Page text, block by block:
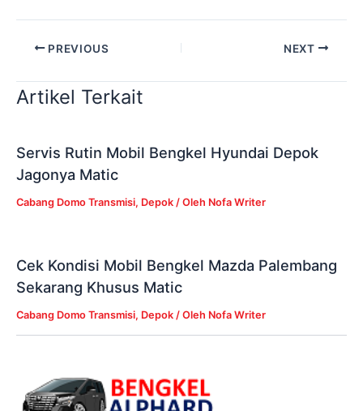
PREVIOUS NEXT
Artikel Terkait
Servis Rutin Mobil Bengkel Hyundai Depok
Jagonya Matic
Cabang Domo Transmisi, Depok / Oleh Nofa Writer
Cek Kondisi Mobil Bengkel Mazda Palembang
Sekarang Khusus Matic
Cabang Domo Transmisi, Depok / Oleh Nofa Writer